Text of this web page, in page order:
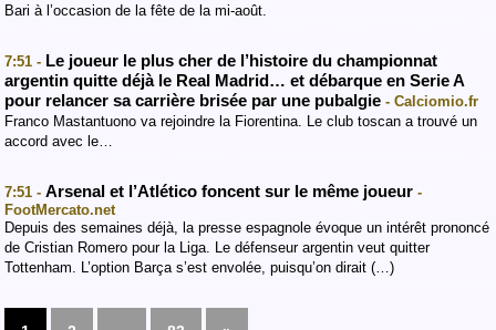
Bari à l’occasion de la fête de la mi-août.
7:51 - Le joueur le plus cher de l’histoire du championnat
argentin quitte déjà le Real Madrid… et débarque en Serie A
pour relancer sa carrière brisée par une pubalgie - Calciomio.fr
Franco Mastantuono va rejoindre la Fiorentina. Le club toscan a trouvé un
accord avec le…
7:51 - Arsenal et l’Atlético foncent sur le même joueur -
FootMercato.net
Depuis des semaines déjà, la presse espagnole évoque un intérêt prononcé
de Cristian Romero pour la Liga. Le défenseur argentin veut quitter
Tottenham. L’option Barça s’est envolée, puisqu’on dirait (…)